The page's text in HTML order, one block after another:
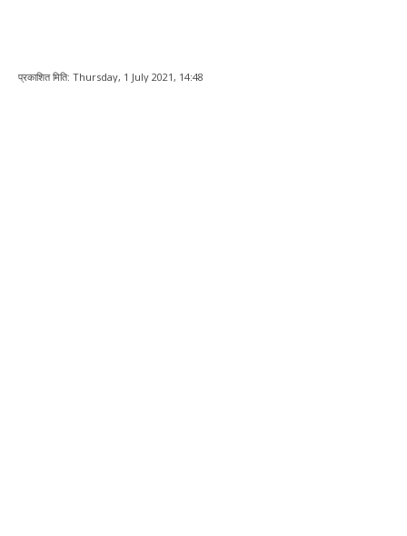
प्रकाशित मिति: Thursday, 1 July 2021, 14:48